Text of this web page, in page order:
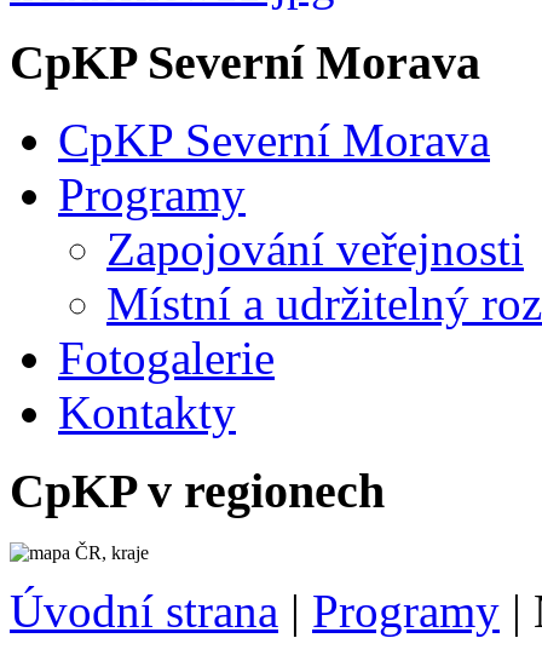
CpKP Severní Morava
CpKP Severní Morava
Programy
Zapojování veřejnosti
Místní a udržitelný
Fotogalerie
Kontakty
CpKP v regionech
Úvodní strana | Programy |